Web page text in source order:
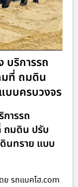
บริการรถ
มที่ ถมดิน
บบครบวงจร
การรถ
ถมดิน ปรับ
นทราย แบบ
ย รถแบคโฮ.com